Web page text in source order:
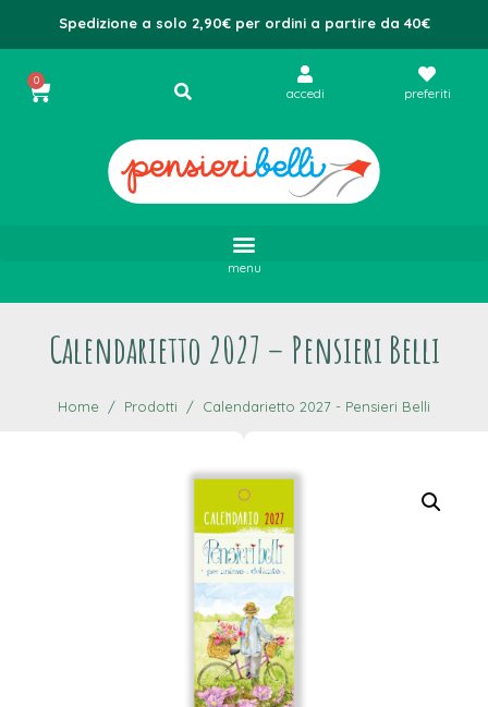
Spedizione a solo 2,90€ per ordini a partire da 40€
0
accedi preferiti
menu
Calendarietto 2027 – Pensieri Belli
Home Prodotti Calendarietto 2027 - Pensieri Belli